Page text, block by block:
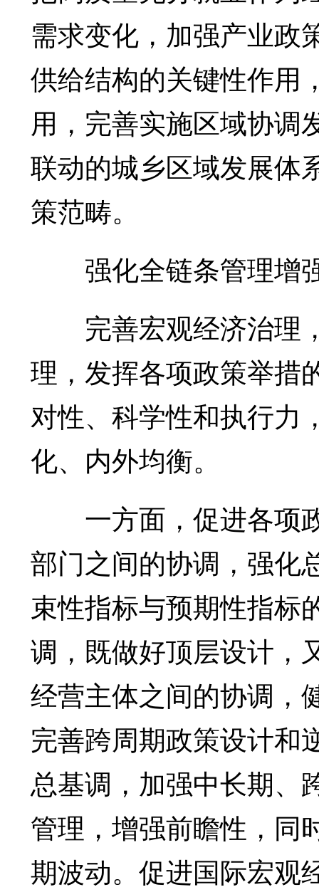
需求变化，加强产业政
供给结构的关键性作用
用，完善实施区域协调
联动的城乡区域发展体
策范畴。
强化全链条管理增
完善宏观经济治理
理，发挥各项政策举措
对性、科学性和执行力
化、内外均衡。
一方面，促进各项
部门之间的协调，强化
束性指标与预期性指标
调，既做好顶层设计，
经营主体之间的协调，
完善跨周期政策设计和
总基调，加强中长期、
管理，增强前瞻性，同
期波动。促进国际宏观